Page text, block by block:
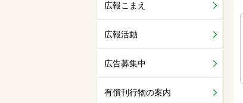
広報こまえ
広報活動
広告募集中
有償刊行物の案内